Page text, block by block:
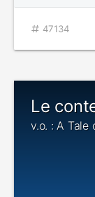
47134
Le
v.o. : A Tale